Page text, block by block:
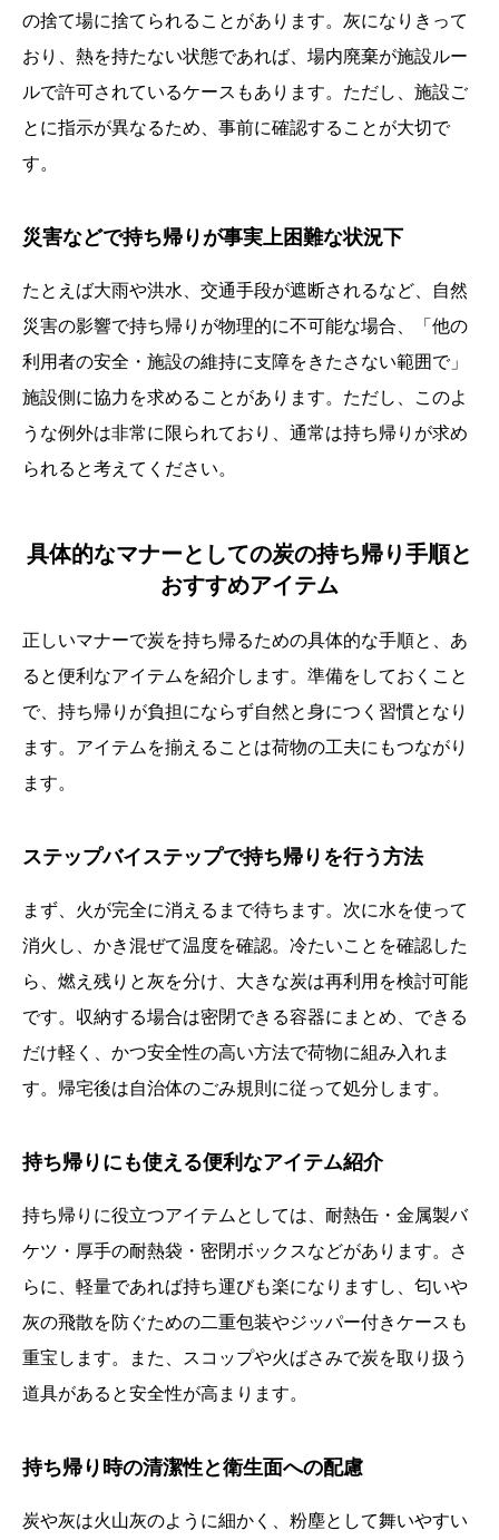
の捨て場に捨てられることがあります。灰になりきって
おり、熱を持たない状態であれば、場内廃棄が施設ルー
ルで許可されているケースもあります。ただし、施設ご
とに指示が異なるため、事前に確認することが大切で
す。
災害などで持ち帰りが事実上困難な状況下
たとえば大雨や洪水、交通手段が遮断されるなど、自然
災害の影響で持ち帰りが物理的に不可能な場合、「他の
利用者の安全・施設の維持に支障をきたさない範囲で」
施設側に協力を求めることがあります。ただし、このよ
うな例外は非常に限られており、通常は持ち帰りが求め
られると考えてください。
具体的なマナーとしての炭の持ち帰り手順と
おすすめアイテム
正しいマナーで炭を持ち帰るための具体的な手順と、あ
ると便利なアイテムを紹介します。準備をしておくこと
で、持ち帰りが負担にならず自然と身につく習慣となり
ます。アイテムを揃えることは荷物の工夫にもつながり
ます。
ステップバイステップで持ち帰りを行う方法
まず、火が完全に消えるまで待ちます。次に水を使って
消火し、かき混ぜて温度を確認。冷たいことを確認した
ら、燃え残りと灰を分け、大きな炭は再利用を検討可能
です。収納する場合は密閉できる容器にまとめ、できる
だけ軽く、かつ安全性の高い方法で荷物に組み入れま
す。帰宅後は自治体のごみ規則に従って処分します。
持ち帰りにも使える便利なアイテム紹介
持ち帰りに役立つアイテムとしては、耐熱缶・金属製バ
ケツ・厚手の耐熱袋・密閉ボックスなどがあります。さ
らに、軽量であれば持ち運びも楽になりますし、匂いや
灰の飛散を防ぐための二重包装やジッパー付きケースも
重宝します。また、スコップや火ばさみで炭を取り扱う
道具があると安全性が高まります。
持ち帰り時の清潔性と衛生面への配慮
炭や灰は火山灰のように細かく、粉塵として舞いやすい